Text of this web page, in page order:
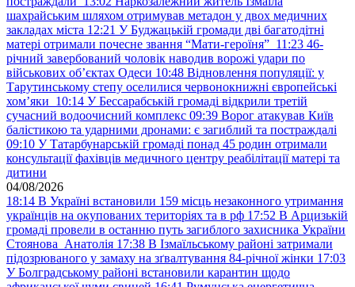
шахрайським шляхом отримував метадон у двох медичних
закладах міста 12:21 У Буджацькій громади дві багатодітні
матері отримали почесне звання “Мати-героїня” 11:23 46-
річний завербований чоловік наводив ворожі удари по
військових обʼєктах Одеси 10:48 Відновлення популяції: у
Тарутинському степу оселилися червонокнижні європейські
хом’яки 10:14 У Бессарабській громаді відкрили третій
сучасний водоочисний комплекс 09:39 Ворог атакував Київ
балістикою та ударними дронами: є загиблий та постраждалі
09:10 У Татарбунарській громаді понад 45 родин отримали
консультації фахівців медичного центру реабілітації матері та
дитини
04/08/2026
18:14 В Україні встановили 159 місць незаконного утримання
українців на окупованих територіях та в рф 17:52 В Арцизькій
громаді провели в останню путь загиблого захисника України
Стоянова Анатолія 17:38 В Ізмаїльському районі затримали
підозрюваного у замаху на зґвалтування 84-річної жінки 17:03
У Болградському районі встановили карантин щодо